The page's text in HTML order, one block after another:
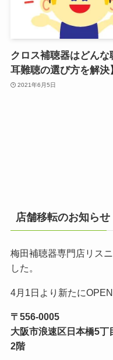
クロス補聴器はどん
耳難聴の選び方を解決
2021年6月5日
店舗移転のお知らせ
梅田補聴器専門店リス
した。
4月1日より新たにOPEN
〒556-0005
大阪市浪速区日本橋5
2階